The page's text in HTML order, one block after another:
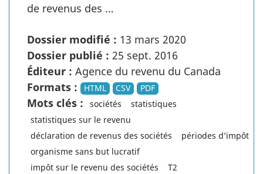
de revenus des …
Dossier modifié : 13 mars 2020
Dossier publié : 25 sept. 2016
Éditeur : Agence du revenu du Canada
Formats :
HTML CSV PDF
Mots clés : sociétés
statistiques
statistiques sur le revenu
déclaration de revenus des sociétés
périodes d’impôt
organisme sans but lucratif
impôt sur le revenu des sociétés
T2